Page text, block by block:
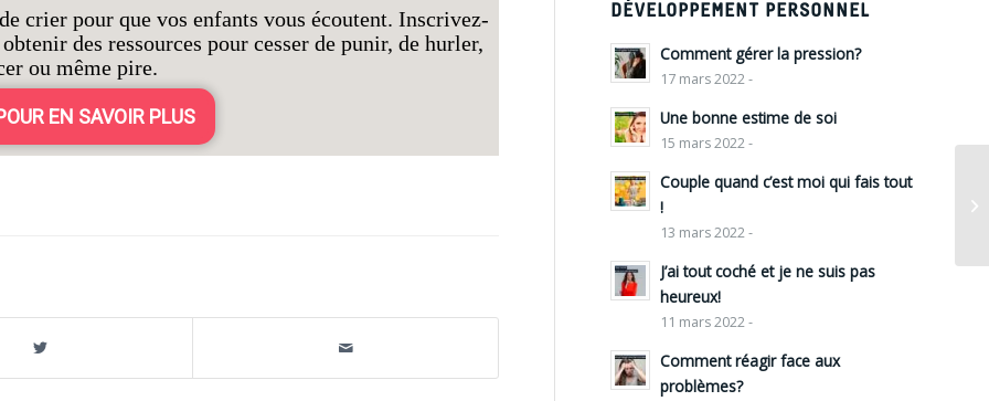
crier pour que vos enfants vous écoutent. Inscrivez-
des ressources pour cesser de punir, de hurler,
ou même pire.
EN SAVOIR PLUS
DÉVELOPPEMENT PERSONNEL
Comment gérer la pression?
17 mars 2022 -
Une bonne estime de soi
15 mars 2022 -
Couple quand c’est moi qui fais tout
!
13 mars 2022 -
J’ai tout coché et je ne suis pas
heureux!
11 mars 2022 -
Comment réagir face aux
problèmes?